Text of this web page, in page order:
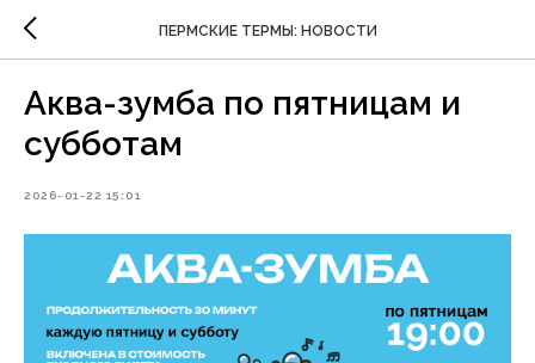
ПЕРМСКИЕ ТЕРМЫ: НОВОСТИ
Аква-зумба по пятницам и
субботам
2026-01-22 15:01